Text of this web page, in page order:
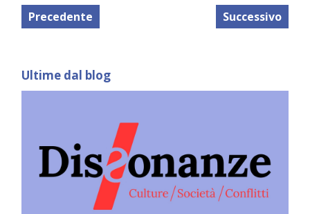
Precedente Successivo
Ultime dal blog